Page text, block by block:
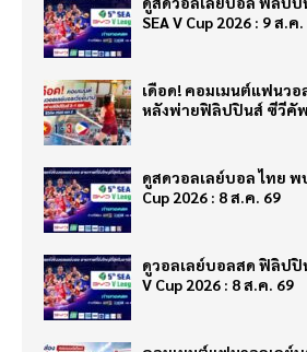
SEA V Cup 2026 : 9 ส.ค
เดือด! คอมเมนต์แฟนวอ
หลังพ่ายฟิลิปปินส์ ซีวีคัพ
ดูสดวอลเลย์บอล ไทย พ
Cup 2026 : 8 ส.ค. 69
ดูวอลเลย์บอลสด ฟิลิปปิ
V Cup 2026 : 8 ส.ค. 69